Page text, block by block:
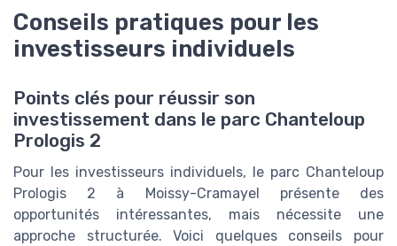
Conseils pratiques pour les
investisseurs individuels
Points clés pour réussir son
investissement dans le parc Chanteloup
Prologis 2
Pour les investisseurs individuels, le parc Chanteloup
Prologis 2 à Moissy-Cramayel présente des
opportunités intéressantes, mais nécessite une
approche structurée. Voici quelques conseils pour